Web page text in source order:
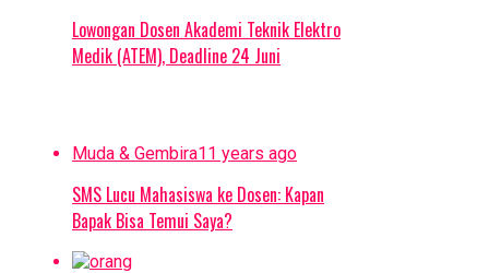
Lowongan Dosen Akademi Teknik Elektro
Medik (ATEM), Deadline 24 Juni
Muda & Gembira11 years ago
SMS Lucu Mahasiswa ke Dosen: Kapan
Bapak Bisa Temui Saya?